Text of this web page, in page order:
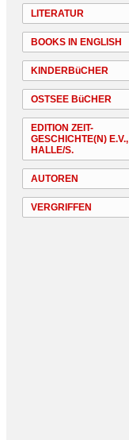
LITERATUR
BOOKS IN ENGLISH
KINDERBüCHER
OSTSEE BüCHER
EDITION ZEIT-
GESCHICHTE(N) E.V.,
HALLE/S.
AUTOREN
VERGRIFFEN